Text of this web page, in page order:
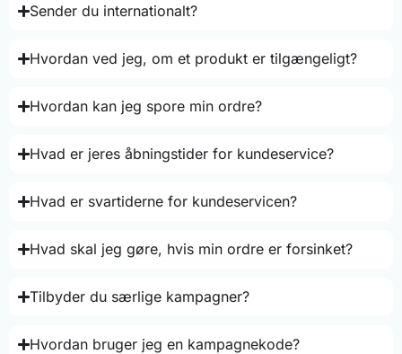
Sender du internationalt?
Hvordan ved jeg, om et produkt er tilgængeligt?
Hvordan kan jeg spore min ordre?
Hvad er jeres åbningstider for kundeservice?
Hvad er svartiderne for kundeservicen?
Hvad skal jeg gøre, hvis min ordre er forsinket?
Tilbyder du særlige kampagner?
Hvordan bruger jeg en kampagnekode?